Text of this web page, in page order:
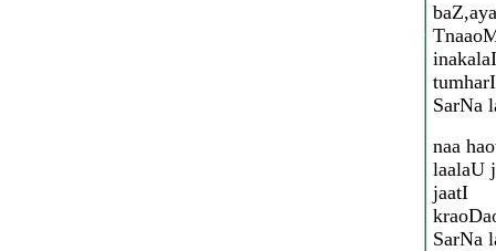
inakalaI
SarNa
naa
laalaU
jaatI
SarNa